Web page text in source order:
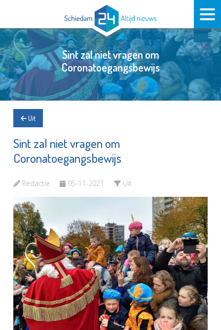
Sint zal niet vragen om
Coronatoegangsbewijs
Uit
Sint zal niet vragen om
Coronatoegangsbewijs
Redactie 05-11-2021 Uit